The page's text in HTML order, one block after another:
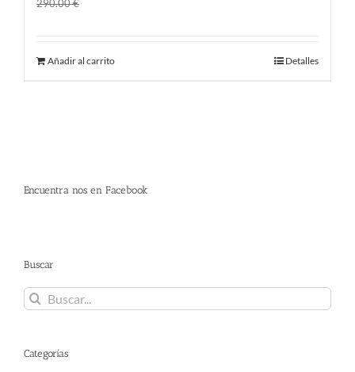
290.00€
era:
Añadir al carrito Detalles
Encuentra nos en Facebook
Buscar
Buscar:
Categorías